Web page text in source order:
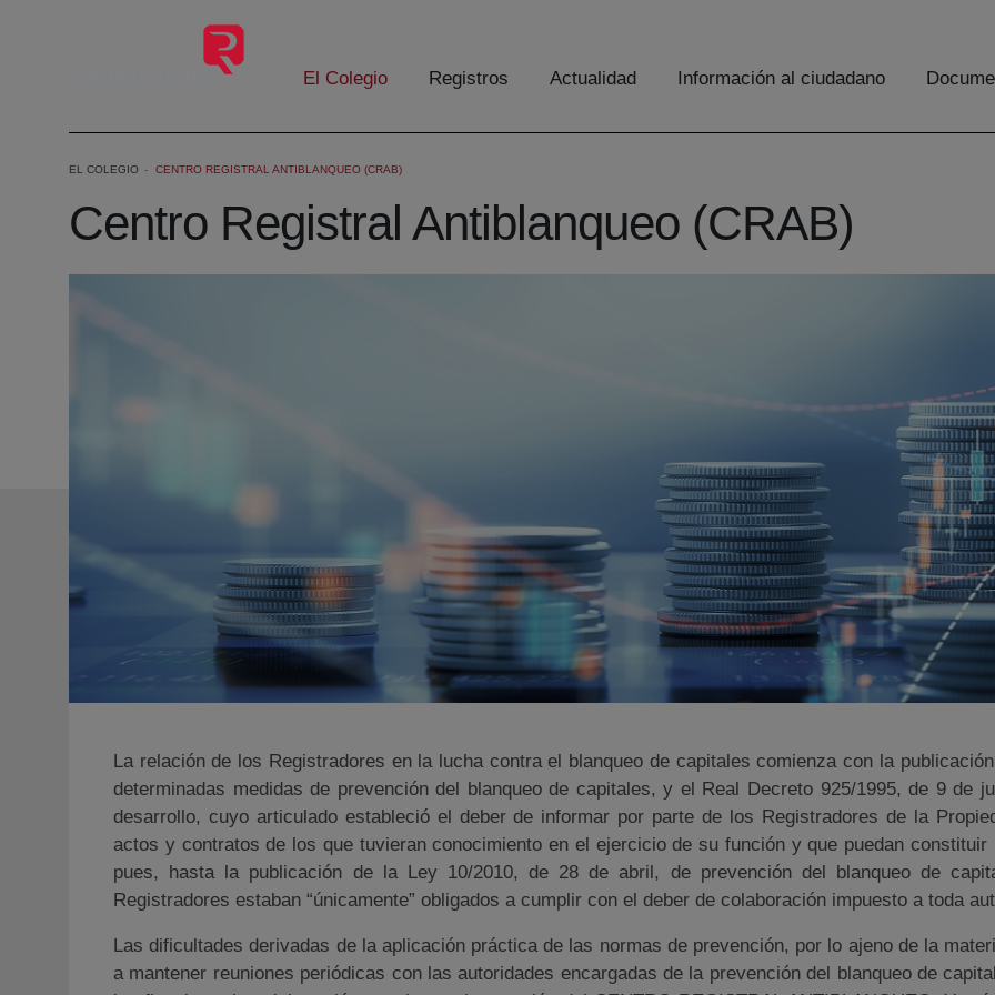
Saltar al contenido principal
El Colegio Registros Actualidad Información al ciudadano
EL COLEGIO CENTRO REGISTRAL ANTIBLANQUEO (CRAB)
Centro Registral Antiblanqueo (CRAB)
La relación de los Registradores en la lucha contra el blanqueo de capitales comienza con la
determinadas medidas de prevención del blanqueo de capitales, y el Real Decreto 925/1995, de 9 de
desarrollo, cuyo articulado estableció el deber de informar por parte de los Registradores de la
actos y contratos de los que tuvieran conocimiento en el ejercicio de su función y que puedan
pues, hasta la publicación de la Ley 10/2010, de 28 de abril, de prevención del blanqueo de
Registradores estaban “únicamente” obligados a cumplir con el deber de colaboración impuesto a toda
Las dificultades derivadas de la aplicación práctica de las normas de prevención, por lo ajeno de la
a mantener reuniones periódicas con las autoridades encargadas de la prevención del blanqueo de